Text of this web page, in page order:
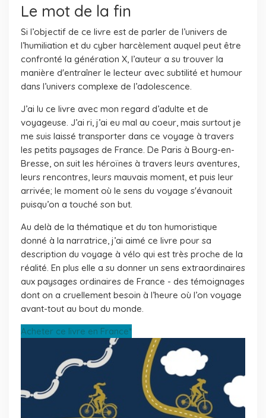
Le mot de la fin
Si l’objectif de ce livre est de parler de l’univers de
l’humiliation et du cyber harcèlement auquel peut être
confronté la génération X, l’auteur a su trouver la
manière d'entraîner le lecteur avec subtilité et humour
dans l’univers complexe de l’adolescence.
J’ai lu ce livre avec mon regard d’adulte et de
voyageuse. J’ai ri, j’ai eu mal au coeur, mais surtout je
me suis laissé transporter dans ce voyage à travers
les petits paysages de France. De Paris à Bourg-en-
Bresse, on suit les héroïnes à travers leurs aventures,
leurs rencontres, leurs mauvais moment, et puis leur
arrivée; le moment où le sens du voyage s'évanouit
puisqu’on a touché son but.
Au delà de la thématique et du ton humoristique
donné à la narratrice, j’ai aimé ce livre pour sa
description du voyage à vélo qui est très proche de la
réalité. En plus elle a su donner un sens extraordinaires
aux paysages ordinaires de France - des témoignages
dont on a cruellement besoin à l’heure où l’on voyage
avant-tout au bout du monde.
Acheter ce livre en France*